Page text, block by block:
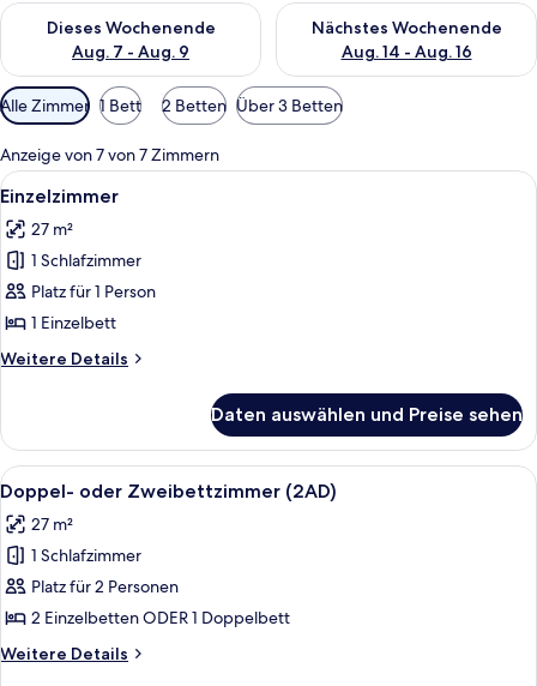
Dieses Wochenende
Aug. 7 - Aug. 9
Überprüfe die Verfügbarkeit für dieses Wochenende, Aug. 7
Nächstes Wochenende
Aug. 14 - Aug. 16
Überprüfe die Verfügbarkeit
Verfügbare
Filter
für
Zimmer
Alle Zimmer 1 Bett 2 Betten Über 3 Betten
Anzeige von 7 von 7 Zimmern
Alle
Fotos
für
Einzelzimmer
anzeigen
Ein Hotelzimmer mit einem Bett,
5
Einzelzimmer
27 m²
1 Schlafzimmer
Platz für 1 Person
1 Einzelbett
Weitere Details
Weitere
Daten auswählen und Preise sehen
Alle
Fotos
für
Doppel-
oder
Zweibettzimmer
(2AD)
anzeigen
Ein Hotelzimmer mit einem Bett,
5
Doppel- oder Zweibettzimmer (2AD)
27 m²
1 Schlafzimmer
Platz für 2 Personen
2 Einzelbetten ODER 1 Doppelbett
Weitere Details
Weitere